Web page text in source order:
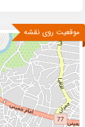
موقعیت روی نقشه